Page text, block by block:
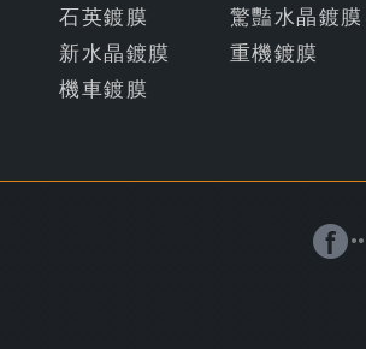
石英鍍膜
驚豔水晶鍍膜
新水晶鍍膜
重機鍍膜
機車鍍膜